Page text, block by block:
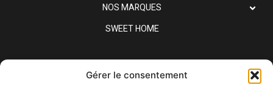
Gérer le consentement
NOS MARQUES
SWEET HOME